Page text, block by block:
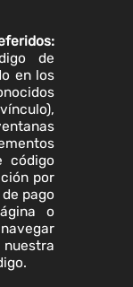
de
en los
código
por
pago
o